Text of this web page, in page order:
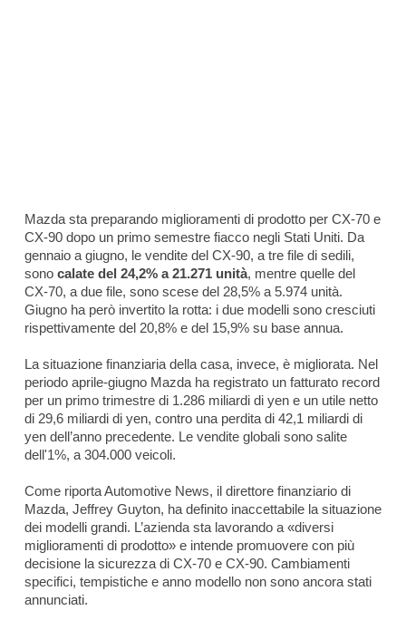
Mazda sta preparando miglioramenti di prodotto per CX-70 e
CX-90 dopo un primo semestre fiacco negli Stati Uniti. Da
gennaio a giugno, le vendite del CX-90, a tre file di sedili,
sono calate del 24,2% a 21.271 unità, mentre quelle del
CX-70, a due file, sono scese del 28,5% a 5.974 unità.
Giugno ha però invertito la rotta: i due modelli sono cresciuti
rispettivamente del 20,8% e del 15,9% su base annua.
La situazione finanziaria della casa, invece, è migliorata. Nel
periodo aprile-giugno Mazda ha registrato un fatturato record
per un primo trimestre di 1.286 miliardi di yen e un utile netto
di 29,6 miliardi di yen, contro una perdita di 42,1 miliardi di
yen dell’anno precedente. Le vendite globali sono salite
dell'1%, a 304.000 veicoli.
Come riportaAutomotive News, il direttore finanziario di
Mazda, Jeffrey Guyton, ha definito inaccettabile la situazione
dei modelli grandi. L’azienda sta lavorando a «diversi
miglioramenti di prodotto» e intende promuovere con più
decisione la sicurezza di CX-70 e CX-90. Cambiamenti
specifici, tempistiche e anno modello non sono ancora stati
annunciati.